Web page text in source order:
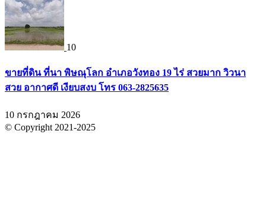
10
ขายที่ดิน ที่นา พิษณุโลก อำเภอวังทอง 19 ไร่ สวยมาก วิวนา
สวย อากาศดี เงียบสงบ โทร 063-2825635
10 กรกฎาคม 2026
© Copyright 2021-2025